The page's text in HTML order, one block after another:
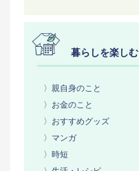
暮らしを楽しむ
〉親自身のこと
〉お金のこと
〉おすすめグッズ
〉マンガ
〉時短